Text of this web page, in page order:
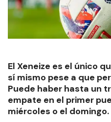
El Xeneize es el único
sí mismo pese a que
Puede haber hasta un
empate en el primer
miércoles o el domingo.